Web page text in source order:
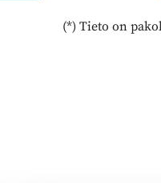
(*) Tieto on